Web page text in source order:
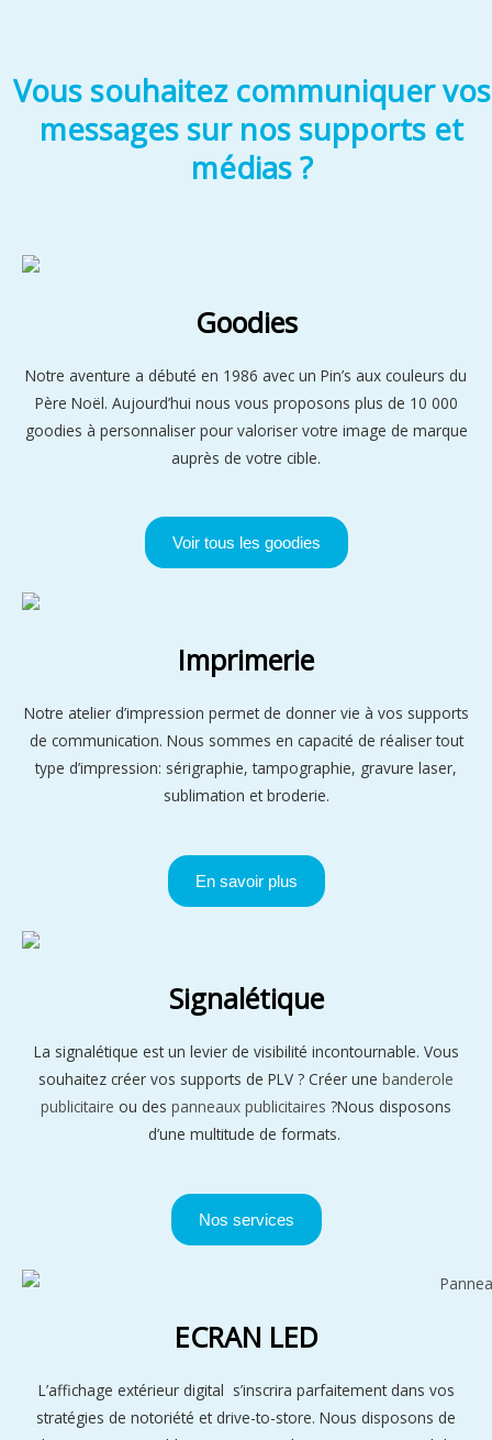
Vous souhaitez communiquer vos
messages sur nos supports et
médias ?
Goodies
Notre aventure a débuté en 1986 avec un Pin’s aux couleurs du
Père Noël. Aujourd’hui nous vous proposons plus de 10 000
goodies à personnaliser pour valoriser votre image de marque
auprès de votre cible.
Voir tous les goodies
Imprimerie
Notre atelier d’impression permet de donner vie à vos supports
de communication. Nous sommes en capacité de réaliser tout
type d’impression: sérigraphie, tampographie, gravure laser,
sublimation et broderie.
En savoir plus
Signalétique
La signalétique est un levier de visibilité incontournable. Vous
souhaitez créer vos supports de PLV ? Créer une banderole
publicitaire ou des panneaux publicitaires ?Nous disposons
d’une multitude de formats.
Nos services
ECRAN LED
L’affichage extérieur digital s’inscrira parfaitement dans vos
stratégies de notoriété et drive-to-store. Nous disposons de